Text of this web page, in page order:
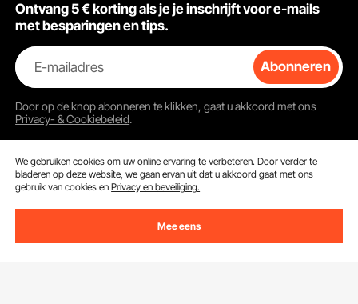
Ontvang 5 € korting als je je inschrijft voor e-mails
met besparingen en tips.
E-mailadres Abonneren
Door op de knopabonneren te klikken, gaat u akkoord met ons
Privacy- & Cookiebeleid.
Klantenservice
We gebruiken cookies om uw online ervaring te verbeteren. Door verder te
bladeren op deze website, we gaan ervan uit dat u akkoord gaat met ons
gebruik van cookies enPrivacy en beveiliging.
Mee eens